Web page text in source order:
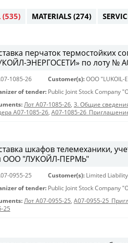
(535) MATERIALS (274)
перчаток термостойких
ЭНЕРГОСЕТИ» по лоту №
1085-26 Customer(s): OOO "LUKOIL-
of tender: Public Joint Stock Company
Лот A07-1085-26, 3. Общие
A07-1085-26, A07-1085-
шкафов телемеханики,
ООО "ЛУКОЙЛ-ПЕРМЬ"
0955-25 Customer(s): Limited
of tender: Public Joint Stock Company
Лот A07-0955-25, A07-0955-
25